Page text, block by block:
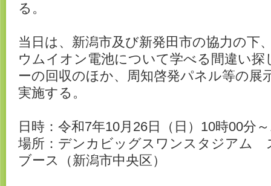
る。
当日は、新潟市及び新発田市の協力の下
ウムイオン電池について学べる間違い
ーの回収のほか、周知啓発パネル等の展
実施する。
日時：令和7年10月26日（日）10時00分
場所：デンカビッグスワンスタジアム
ブース（新潟市中央区）